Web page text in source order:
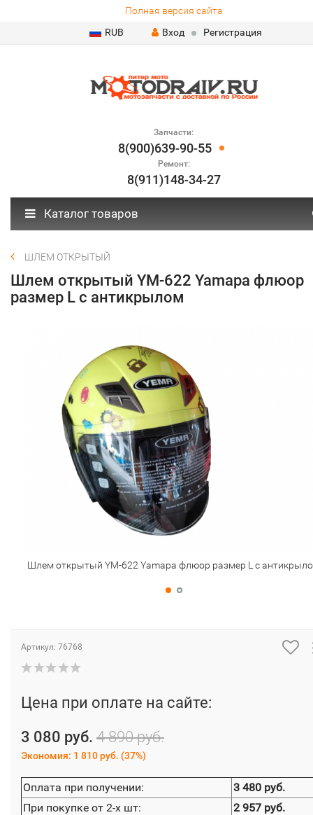
Полная версия сайта
RUB
Вход Регистрация
Запчасти:
8(900)639-90-55
Ремонт:
8(911)148-34-27
Каталог товаров
ШЛЕМ ОТКРЫТЫЙ
Шлем открытый YM-622 Yamapa флюор
размер L с антикрылом
Шлем открытый YM-622 Yamapa флюор размер L с
Артикул: 76768
Цена при оплате на сайте:
3 080 руб. 4 890 руб.
Экономия: 1 810 руб. (37%)
Оплата при получении:
3 480 руб.
При покупке от 2-х шт:
2 957 руб.